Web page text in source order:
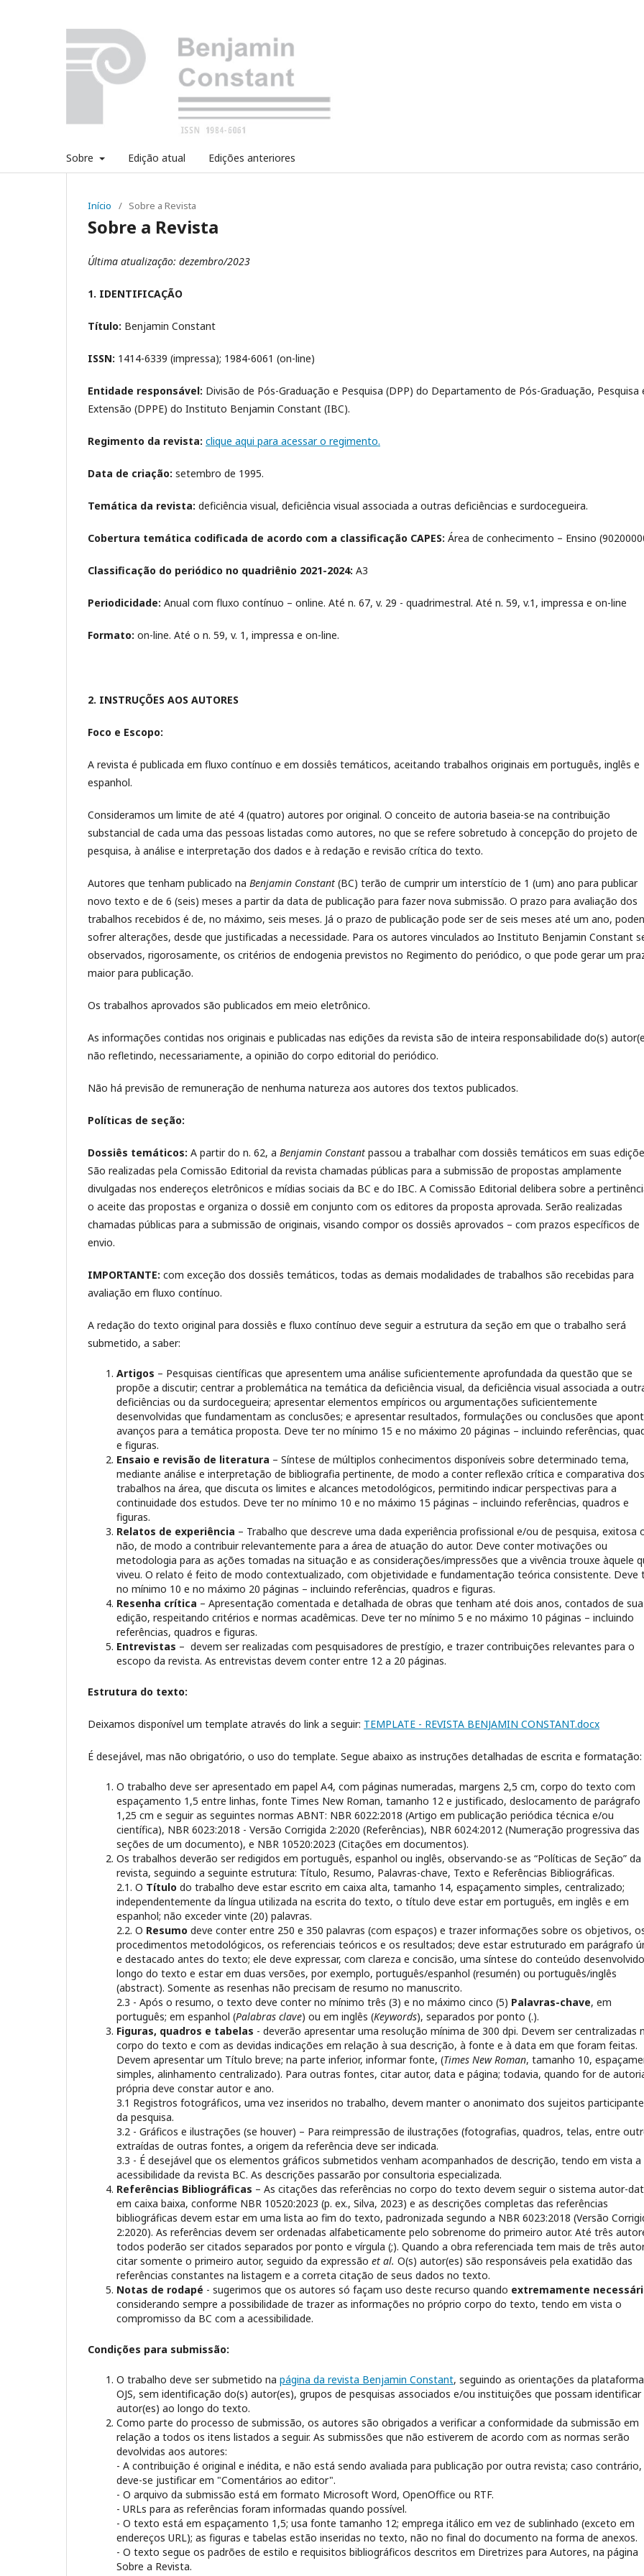
Sobre Edição atual Edições anteriores
Início / Sobre a Revista
Sobre a Revista
Última atualização: dezembro/2023
1. IDENTIFICAÇÃO
Título: Benjamin Constant
ISSN: 1414-6339 (impressa); 1984-6061 (on-line)
Entidade responsável: Divisão de Pós-Graduação e Pesquisa (DPP) do Departamento de Pós-Graduação, Pesquisa
Extensão (DPPE) do Instituto Benjamin Constant (IBC).
Regimento da revista: clique aqui para acessar o regimento.
Data de criação: setembro de 1995.
Temática da revista: deficiência visual, deficiência visual associada a outras deficiências e surdocegueira.
Cobertura temática codificada de acordo com a classificação CAPES: Área de conhecimento – Ensino
Classificação do periódico no quadriênio 2021-2024: A3
Periodicidade: Anual com fluxo contínuo – online. Até n. 67, v. 29 - quadrimestral. Até n. 59, v.1, impressa e on-line
Formato: on-line. Até o n. 59, v. 1, impressa e on-line.
2. INSTRUÇÕES AOS AUTORES
Foco e Escopo:
A revista é publicada em fluxo contínuo e em dossiês temáticos, aceitando trabalhos originais em português, inglês e
espanhol.
Consideramos um limite de até 4 (quatro) autores por original. O conceito de autoria baseia-se na contribuição
substancial de cada uma das pessoas listadas como autores, no que se refere sobretudo à concepção do projeto de
pesquisa, à análise e interpretação dos dados e à redação e revisão crítica do texto.
Autores que tenham publicado na Benjamin Constant (BC) terão de cumprir um interstício de 1 (um) ano para publicar
novo texto e de 6 (seis) meses a partir da data de publicação para fazer nova submissão. O prazo para avaliação dos
trabalhos recebidos é de, no máximo, seis meses. Já o prazo de publicação pode ser de seis meses até um ano,
sofrer alterações, desde que justificadas a necessidade. Para os autores vinculados ao Instituto Benjamin Constant
observados, rigorosamente, os critérios de endogenia previstos no Regimento do periódico, o que pode gerar um
maior para publicação.
Os trabalhos aprovados são publicados em meio eletrônico.
As informações contidas nos originais e publicadas nas edições da revista são de inteira responsabilidade do(s)
não refletindo, necessariamente, a opinião do corpo editorial do periódico.
Não há previsão de remuneração de nenhuma natureza aos autores dos textos publicados.
Políticas de seção:
Dossiês temáticos: A partir do n. 62, a Benjamin Constant passou a trabalhar com dossiês temáticos em suas
São realizadas pela Comissão Editorial da revista chamadas públicas para a submissão de propostas amplamente
divulgadas nos endereços eletrônicos e mídias sociais da BC e do IBC. A Comissão Editorial delibera sobre a
o aceite das propostas e organiza o dossiê em conjunto com os editores da proposta aprovada. Serão realizadas
chamadas públicas para a submissão de originais, visando compor os dossiês aprovados – com prazos específicos de
envio.
IMPORTANTE: com exceção dos dossiês temáticos, todas as demais modalidades de trabalhos são recebidas para
avaliação em fluxo contínuo.
A redação do texto original para dossiês e fluxo contínuo deve seguir a estrutura da seção em que o trabalho será
submetido, a saber:
Artigos – Pesquisas científicas que apresentem uma análise suficientemente aprofundada da questão que se
propõe a discutir; centrar a problemática na temática da deficiência visual, da deficiência visual associada a
deficiências ou da surdocegueira; apresentar elementos empíricos ou argumentações suficientemente
desenvolvidas que fundamentam as conclusões; e apresentar resultados, formulações ou conclusões que
avanços para a temática proposta. Deve ter no mínimo 15 e no máximo 20 páginas – incluindo referências,
e figuras.
Ensaio e revisão de literatura – Síntese de múltiplos conhecimentos disponíveis sobre determinado tema,
mediante análise e interpretação de bibliografia pertinente, de modo a conter reflexão crítica e comparativa dos
trabalhos na área, que discuta os limites e alcances metodológicos, permitindo indicar perspectivas para a
continuidade dos estudos. Deve ter no mínimo 10 e no máximo 15 páginas – incluindo referências, quadros e
figuras.
Relatos de experiência – Trabalho que descreve uma dada experiência profissional e/ou de pesquisa, exitosa
não, de modo a contribuir relevantemente para a área de atuação do autor. Deve conter motivações ou
metodologia para as ações tomadas na situação e as considerações/impressões que a vivência trouxe àquele
viveu. O relato é feito de modo contextualizado, com objetividade e fundamentação teórica consistente. Deve
no mínimo 10 e no máximo 20 páginas – incluindo referências, quadros e figuras.
Resenha crítica – Apresentação comentada e detalhada de obras que tenham até dois anos, contados de sua
edição, respeitando critérios e normas acadêmicas. Deve ter no mínimo 5 e no máximo 10 páginas – incluindo
referências, quadros e figuras.
Entrevistas – devem ser realizadas com pesquisadores de prestígio, e trazer contribuições relevantes para o
escopo da revista. As entrevistas devem conter entre 12 a 20 páginas.
Estrutura do texto:
Deixamos disponível um template através do link a seguir: TEMPLATE - REVISTA BENJAMIN CONSTANT.docx
É desejável, mas não obrigatório, o uso do template. Segue abaixo as instruções detalhadas de escrita e formatação:
O trabalho deve ser apresentado em papel A4, com páginas numeradas, margens 2,5 cm, corpo do texto com
espaçamento 1,5 entre linhas, fonte Times New Roman, tamanho 12 e justificado, deslocamento de parágrafo
1,25 cm e seguir as seguintes normas ABNT: NBR 6022:2018 (Artigo em publicação periódica técnica e/ou
científica), NBR 6023:2018 - Versão Corrigida 2:2020 (Referências), NBR 6024:2012 (Numeração progressiva das
seções de um documento), e NBR 10520:2023 (Citações em documentos).
Os trabalhos deverão ser redigidos em português, espanhol ou inglês, observando-se as “Políticas de Seção” da
revista, seguindo a seguinte estrutura: Título, Resumo, Palavras-chave, Texto e Referências Bibliográficas.
2.1. O Título do trabalho deve estar escrito em caixa alta, tamanho 14, espaçamento simples, centralizado;
independentemente da língua utilizada na escrita do texto, o título deve estar em português, em inglês e em
espanhol; não exceder vinte (20) palavras.
2.2. O Resumo deve conter entre 250 e 350 palavras (com espaços) e trazer informações sobre os objetivos,
procedimentos metodológicos, os referenciais teóricos e os resultados; deve estar estruturado em parágrafo
e destacado antes do texto; ele deve expressar, com clareza e concisão, uma síntese do conteúdo
longo do texto e estar em duas versões, por exemplo, português/espanhol (resumén) ou português/inglês
(abstract). Somente as resenhas não precisam de resumo no manuscrito.
2.3 - Após o resumo, o texto deve conter no mínimo três (3) e no máximo cinco (5) Palavras-chave, em
português; em espanhol (Palabras clave) ou em inglês (Keywords), separados por ponto (.).
Figuras, quadros e tabelas - deverão apresentar uma resolução mínima de 300 dpi. Devem ser centralizadas
corpo do texto e com as devidas indicações em relação à sua descrição, à fonte e à data em que foram feitas.
Devem apresentar um Título breve; na parte inferior, informar fonte, (Times New Roman, tamanho 10,
simples, alinhamento centralizado). Para outras fontes, citar autor, data e página; todavia, quando for de
própria deve constar autor e ano.
3.1 Registros fotográficos, uma vez inseridos no trabalho, devem manter o anonimato dos sujeitos
da pesquisa.
3.2 - Gráficos e ilustrações (se houver) – Para reimpressão de ilustrações (fotografias, quadros, telas, entre
extraídas de outras fontes, a origem da referência deve ser indicada.
3.3 - É desejável que os elementos gráficos submetidos venham acompanhados de descrição, tendo em vista a
acessibilidade da revista BC. As descrições passarão por consultoria especializada.
Referências Bibliográficas – As citações das referências no corpo do texto devem seguir o sistema autor-
em caixa baixa, conforme NBR 10520:2023 (p. ex., Silva, 2023) e as descrições completas das referências
bibliográficas devem estar em uma lista ao fim do texto, padronizada segundo a NBR 6023:2018 (Versão
2:2020). As referências devem ser ordenadas alfabeticamente pelo sobrenome do primeiro autor. Até três
todos poderão ser citados separados por ponto e vírgula (;). Quando a obra referenciada tem mais de três
citar somente o primeiro autor, seguido da expressão et al. O(s) autor(es) são responsáveis pela exatidão das
referências constantes na listagem e a correta citação de seus dados no texto.
Notas de rodapé - sugerimos que os autores só façam uso deste recurso quando extremamente
considerando sempre a possibilidade de trazer as informações no próprio corpo do texto, tendo em vista o
compromisso da BC com a acessibilidade.
Condições para submissão:
O trabalho deve ser submetido na página da revista Benjamin Constant, seguindo as orientações da plataforma
OJS, sem identificação do(s) autor(es), grupos de pesquisas associados e/ou instituições que possam identificar
autor(es) ao longo do texto.
Como parte do processo de submissão, os autores são obrigados a verificar a conformidade da submissão em
relação a todos os itens listados a seguir. As submissões que não estiverem de acordo com as normas serão
devolvidas aos autores:
- A contribuição é original e inédita, e não está sendo avaliada para publicação por outra revista; caso contrário,
deve-se justificar em "Comentários ao editor".
- O arquivo da submissão está em formato Microsoft Word, OpenOffice ou RTF.
- URLs para as referências foram informadas quando possível.
- O texto está em espaçamento 1,5; usa fonte tamanho 12; emprega itálico em vez de sublinhado (exceto em
endereços URL); as figuras e tabelas estão inseridas no texto, não no final do documento na forma de anexos.
- O texto segue os padrões de estilo e requisitos bibliográficos descritos em Diretrizes para Autores, na página
Sobre a Revista.